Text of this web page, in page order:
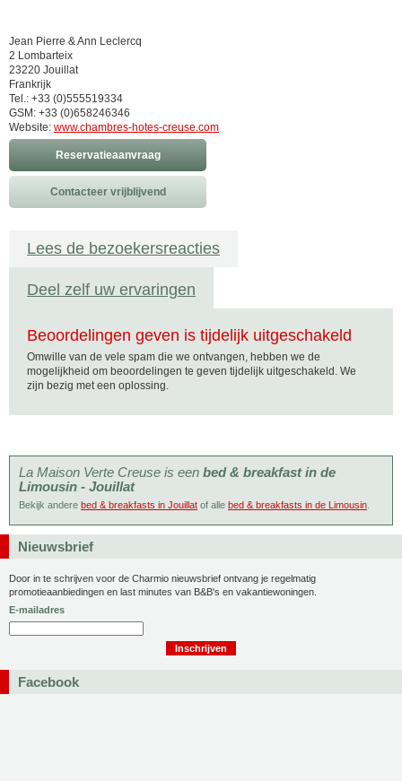
Jean Pierre & Ann Leclercq
2 Lombarteix
23220 Jouillat
Frankrijk
Tel.: +33 (0)555519334
GSM: +33 (0)658246346
Website: www.chambres-hotes-creuse.com
Reservatieaanvraag
Contacteer vrijblijvend
Lees de bezoekersreacties
Deel zelf uw ervaringen
Beoordelingen geven is tijdelijk uitgeschakeld
Omwille van de vele spam die we ontvangen, hebben we de
mogelijkheid om beoordelingen te geven tijdelijk uitgeschakeld. We
zijn bezig met een oplossing.
La Maison Verte Creuse is een bed & breakfast in de
Limousin - Jouillat
Bekijk andere bed & breakfasts in Jouillat of alle bed & breakfasts in de Limousin
Nieuwsbrief
Door in te schrijven voor de Charmio nieuwsbrief ontvang je regelmatig
promotieaanbiedingen en last minutes van B&B's en vakantiewoningen.
E-mailadres
Facebook